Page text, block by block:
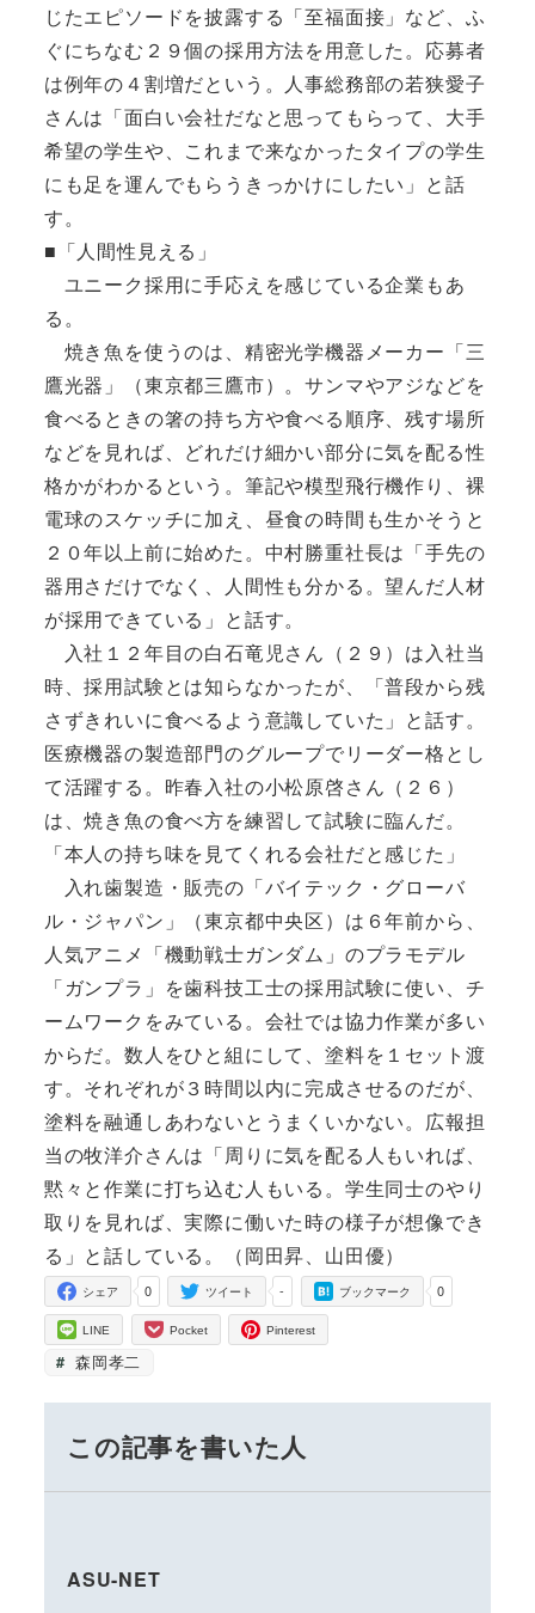
じたエピソードを披露する「至福面接」など、ふ
ぐにちなむ２９個の採用方法を用意した。応募者
は例年の４割増だという。人事総務部の若狭愛子
さんは「面白い会社だなと思ってもらって、大手
希望の学生や、これまで来なかったタイプの学生
にも足を運んでもらうきっかけにしたい」と話
す。
■「人間性見える」
ユニーク採用に手応えを感じている企業もあ
る。
焼き魚を使うのは、精密光学機器メーカー「三
鷹光器」（東京都三鷹市）。サンマやアジなどを
食べるときの箸の持ち方や食べる順序、残す場所
などを見れば、どれだけ細かい部分に気を配る性
格かがわかるという。筆記や模型飛行機作り、裸
電球のスケッチに加え、昼食の時間も生かそうと
２０年以上前に始めた。中村勝重社長は「手先の
器用さだけでなく、人間性も分かる。望んだ人材
が採用できている」と話す。
入社１２年目の白石竜児さん（２９）は入社当
時、採用試験とは知らなかったが、「普段から残
さずきれいに食べるよう意識していた」と話す。
医療機器の製造部門のグループでリーダー格とし
て活躍する。昨春入社の小松原啓さん（２６）
は、焼き魚の食べ方を練習して試験に臨んだ。
「本人の持ち味を見てくれる会社だと感じた」
入れ歯製造・販売の「バイテック・グローバ
ル・ジャパン」（東京都中央区）は６年前から、
人気アニメ「機動戦士ガンダム」のプラモデル
「ガンプラ」を歯科技工士の採用試験に使い、チ
ームワークをみている。会社では協力作業が多い
からだ。数人をひと組にして、塗料を１セット渡
す。それぞれが３時間以内に完成させるのだが、
塗料を融通しあわないとうまくいかない。広報担
当の牧洋介さんは「周りに気を配る人もいれば、
黙々と作業に打ち込む人もいる。学生同士のやり
取りを見れば、実際に働いた時の様子が想像でき
る」と話している。（岡田昇、山田優）
0
シェア -
ツイート 0
ブックマーク
LINE Pocket Pinterest
森岡孝二
この記事を書いた人
ASU-NET